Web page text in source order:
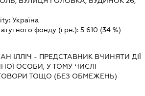
Україна
фонду (грн.): 5 610 (34 %)
ІЛЛІЧ - ПРЕДСТАВНИК ВЧИНЯТИ ДІЇ
ОСОБИ, У ТОМУ ЧИСЛІ
ТОЩО (БЕЗ ОБМЕЖЕНЬ)